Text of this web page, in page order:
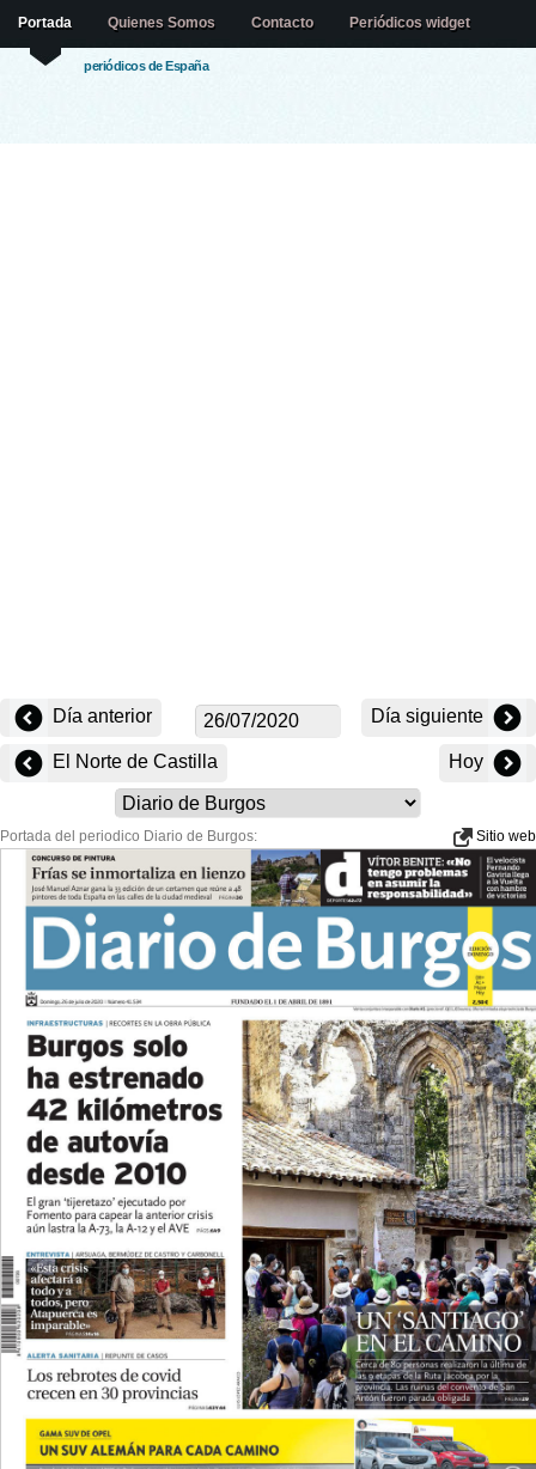
periódicos de España
Portada Quienes Somos Contacto Periódicos widget
Día anterior Día siguiente
El Norte de Castilla Hoy
Portada del periodico Diario de Burgos: Sitio web